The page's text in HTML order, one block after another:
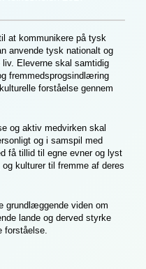
at kommunikere på tysk
anvende tysk nationalt og
Eleverne skal samtidig
fremmedsprogsindlæring
forståelse gennem
og aktiv medvirken skal
og i samspil med
få tillid til egne evner og lyst
kulturer til fremme af deres
grundlæggende viden om
lande og derved styrke
forståelse.